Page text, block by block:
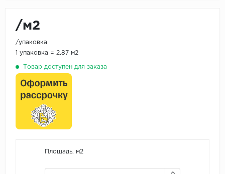
/м2
/упаковка
1 упаковка = 2.87 м2
Товар доступен для заказа
Площадь, м2